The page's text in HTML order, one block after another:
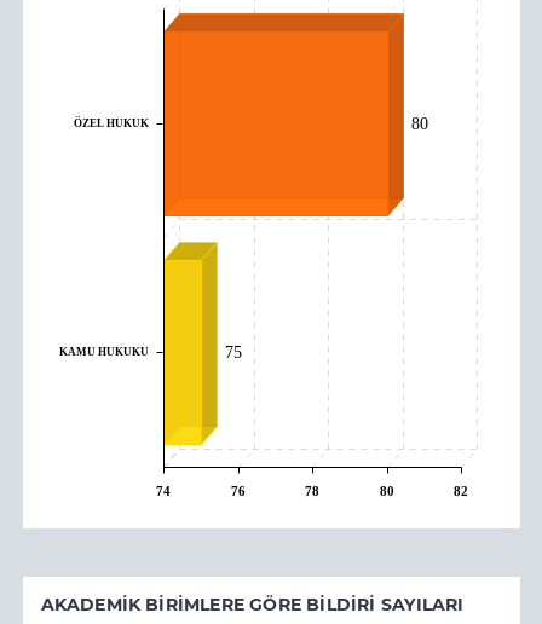
80
75
ÖZEL HUKUK
KAMU HUKUKU
74 76 78 80 82
AKADEMIK BIRIMLERE GÖRE BILDIRI SAYILARI